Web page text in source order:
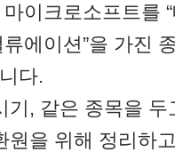
이크로소프트를
에이션”을 가진
다.
기, 같은 종목을 두
원을 위해 정리하